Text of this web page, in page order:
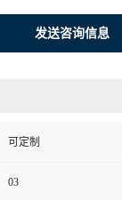
发送咨询信息
可定制
03